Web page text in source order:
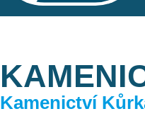
Kamenictví